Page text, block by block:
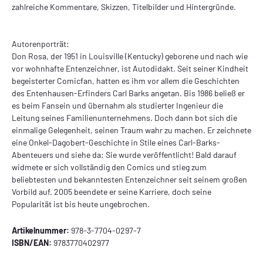
zahlreiche Kommentare, Skizzen, Titelbilder und Hintergründe.
Autorenporträt:
Don Rosa, der 1951 in Louisville (Kentucky) geborene und nach wie
vor wohnhafte Entenzeichner, ist Autodidakt. Seit seiner Kindheit
begeisterter Comicfan, hatten es ihm vor allem die Geschichten
des Entenhausen-Erfinders Carl Barks angetan. Bis 1986 beließ er
es beim Fansein und übernahm als studierter Ingenieur die
Leitung seines Familienunternehmens. Doch dann bot sich die
einmalige Gelegenheit, seinen Traum wahr zu machen. Er zeichnete
eine Onkel-Dagobert-Geschichte in Stile eines Carl-Barks-
Abenteuers und siehe da: Sie wurde veröffentlicht! Bald darauf
widmete er sich vollständig den Comics und stieg zum
beliebtesten und bekanntesten Entenzeichner seit seinem großen
Vorbild auf. 2005 beendete er seine Karriere, doch seine
Popularität ist bis heute ungebrochen.
Artikelnummer: 978-3-7704-0297-7
ISBN/EAN: 9783770402977